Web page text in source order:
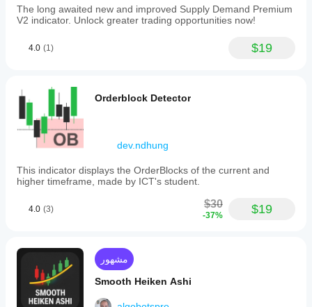
The long awaited new and improved Supply Demand Premium
V2 indicator. Unlock greater trading opportunities now!
4.0 (1) $19
Orderblock Detector
dev.ndhung
This indicator displays the OrderBlocks of the current and
higher timeframe, made by ICT's student.
4.0 (3) $30
-37% $19
مشهور
Smooth Heiken Ashi